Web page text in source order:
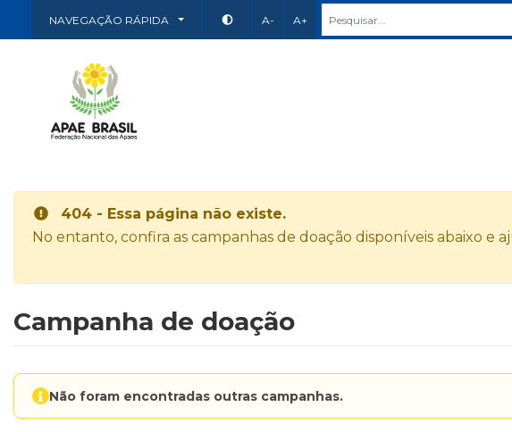
NAVEGAÇÃO RÁPIDA A- A+
404 - Essa página não existe.
No entanto, confira as campanhas de doação disponíveis abaixo e
Campanha de doação
Não foram encontradas outras campanhas.